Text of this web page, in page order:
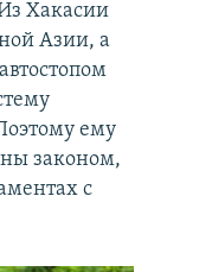
Хакасии
Азии, а
ему
законом,
с